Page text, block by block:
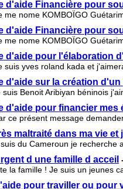
d'aide Financière pour
me nome KOMBOÏGO
d'aide Financière pour
me nome KOMBOÏGO
d'aide pour l'élaboration
suis yves roland kada et
d'aide sur la création d'un
suis Benoit Aribiyan béninois
d'aide pour financier mes
ce présent message
maltraité dans ma vie et
du Cameroun je recherche
d une famille d acceil
la famille ! Je suis un jeunes
pour traviller ou pour